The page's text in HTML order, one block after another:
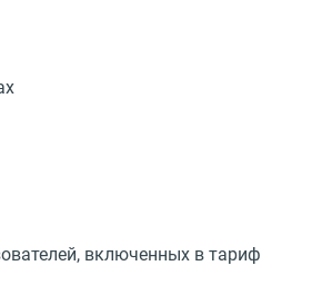
включенных в тариф